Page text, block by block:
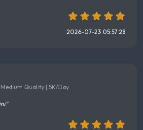
2026-07-23 05:57:28
Medium Quality | 5K/Day